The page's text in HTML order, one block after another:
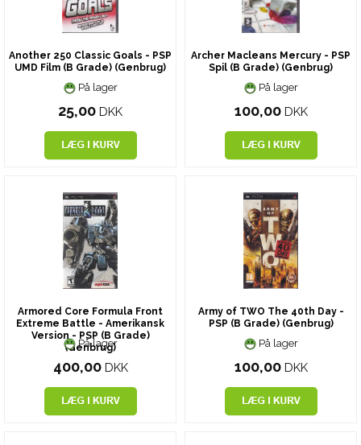
Another 250 Classic Goals - PSP
UMD Film (B Grade) (Genbrug)
På lager
25,00 DKK
Archer Macleans Mercury - PSP
Spil (B Grade) (Genbrug)
På lager
100,00 DKK
Armored Core Formula Front
Extreme Battle - Amerikansk
Version - PSP (B Grade)
(Genbrug)
På lager
400,00 DKK
Army of TWO The 40th Day -
PSP (B Grade) (Genbrug)
På lager
100,00 DKK